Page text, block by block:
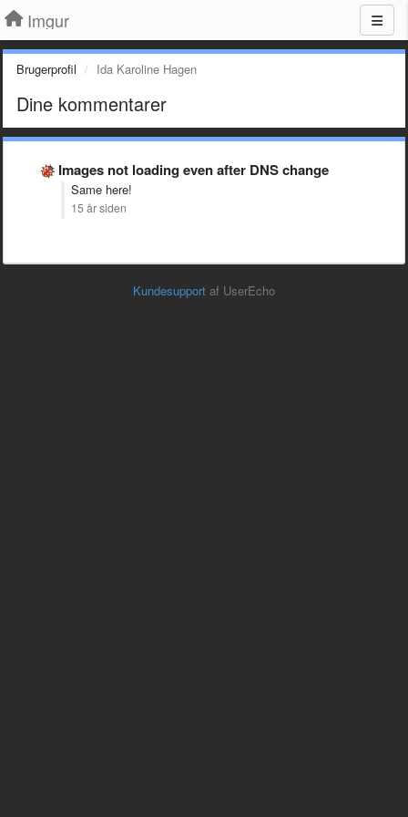
Imgur
Brugerprofil Ida Karoline Hagen
Dine kommentarer
Images not loading even after DNS change
Same here!
15 år siden
Kundesupport af UserEcho